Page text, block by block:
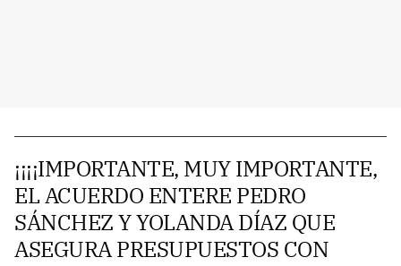
¡¡¡¡IMPORTANTE, MUY IMPORTANTE,
EL ACUERDO ENTERE PEDRO
SÁNCHEZ Y YOLANDA DÍAZ QUE
ASEGURA PRESUPUESTOS CON